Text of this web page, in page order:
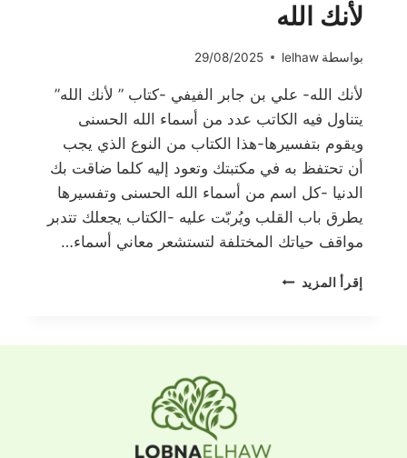
لأنك الله
بواسطة lelhaw
29/08/2025
لأنك الله- علي بن جابر الفيفي -كتاب ” لأنك الله”
يتناول فيه الكاتب عدد من أسماء الله الحسنى
ويقوم بتفسيرها-هذا الكتاب من النوع الذي يجب
أن تحتفظ به في مكتبتك وتعود إليه كلما ضاقت بك
الدنيا -كل اسم من أسماء الله الحسنى وتفسيرها
يطرق باب القلب ويُربّت عليه -الكتاب يجعلك تتدبر
مواقف حياتك المختلفة لتستشعر معاني أسماء…
إقرأ المزيد لأنك